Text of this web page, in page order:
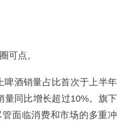
可点。
啤酒销量占比首次于上半年
量同比增长超过10%。旗下
管面临消费和市场的多重冲